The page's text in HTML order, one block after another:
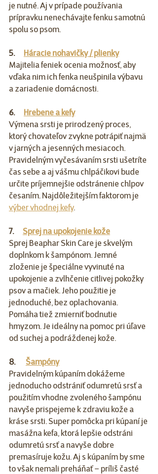
je nutné. Aj v prípade používania
prípravku nenechávajte fenku samotnú
spolu so psom.
5.
Háracie nohavičky / plienky
Majitelia feniek ocenia možnosť, aby
vďaka nim ich fenka neušpinila výbavu
a zariadenie domácnosti.
6.
Hrebene a kefy
Výmena srsti je prirodzený proces,
ktorý chovateľov zvykne potrápiť najmä
v jarných a jesenných mesiacoch.
Pravidelným vyčesávaním srsti ušetríte
čas sebe a aj vášmu chlpáčikovi bude
určite príjemnejšie odstránenie chlpov
česaním. Najdôležitejším faktorom je
výber vhodnej kefy.
7. Sprej na upokojenie kože
Sprej Beaphar Skin Care je skvelým
doplnkom k šampónom. Jemné
zloženie je špeciálne vyvinuté na
upokojenie a zvlhčenie citlivej pokožky
psov a mačiek. Jeho použitie je
jednoduché, bez oplachovania.
Pomáha tiež zmierniť bodnutie
hmyzom. Je ideálny na pomoc pri úľave
od suchej a podráždenej kože.
8. Šampóny
Pravidelným kúpaním dokážeme
jednoducho odstrániť odumretú srsť a
použitím vhodne zvoleného šampónu
navyše prispejeme k zdraviu kože a
kráse srsti. Super pomôcka pri kúpaní je
masážna kefa, ktorá lepšie odstráni
odumretú srsť a navyše dobre
premasíruje kožu. Aj s kúpaním by sme
to však nemali preháňať – príliš časté